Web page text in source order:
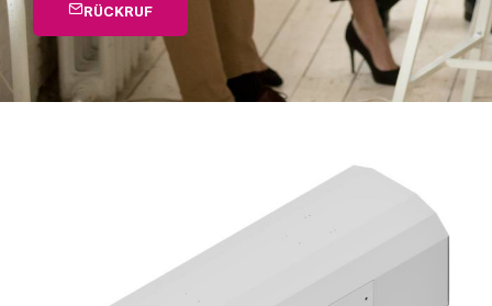
RÜCKRUF